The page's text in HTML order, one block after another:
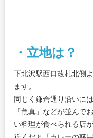
・立地は？
下北沢駅西口改札北側
ます。
同じく鎌倉通り沿いに
「魚真」などが並んで
い料理が食べられる店